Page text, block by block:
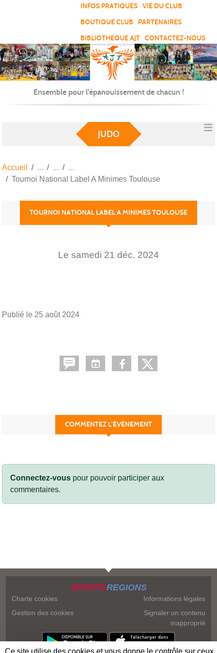
INFOS PRATIQUES
VIE DU CLUB
BOUTIQUE CLUB
PARTENAIRES
BIBLIOTHEQUE AJT
CONTACTEZ-NOUS
Ensemble pour l'épanouissement de chacun !
JUDO
Accueil
Tournoi National Label A Minimes Toulouse
TOURNOI NATIONAL LABEL A MINIMES TOULOUSE
Le samedi 21 déc. 2024
Publié le 25 août 2024
COMMENTEZ L’ÉVÈNEMENT
Connectez-vous pour pouvoir participer aux
commentaires.
SPORTSREGIONS
Charte cookies
Gestion des cookies
Informations légales
Signaler un contenu
inapproprié
Panneau de gestion des cookies
Ce site utilise des cookies et vous donne le contrôle sur ceux